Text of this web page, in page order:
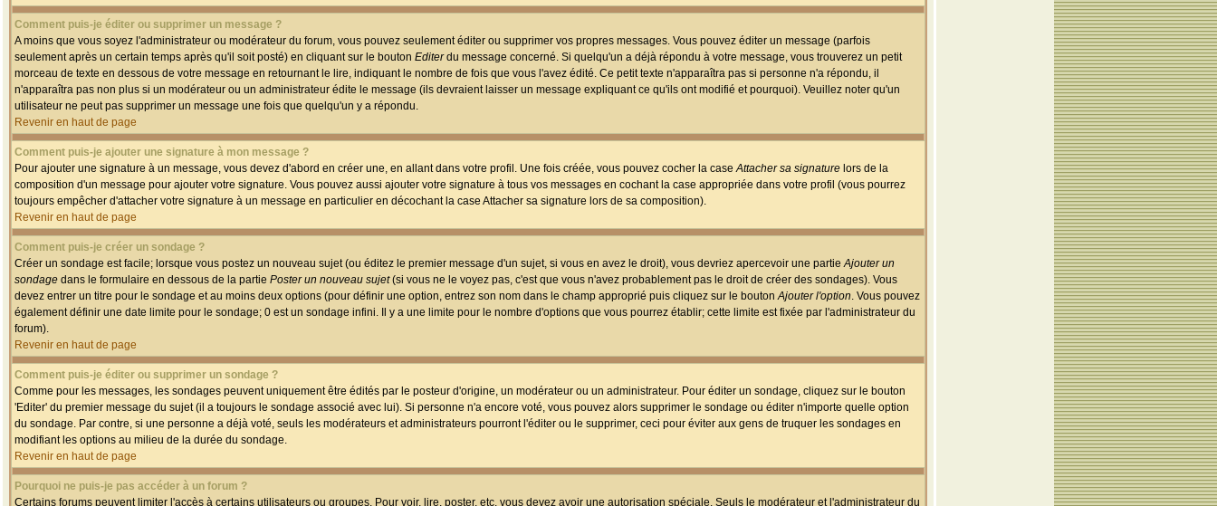
Comment puis-je éditer ou supprimer un message ?
A moins que vous soyez l'administrateur ou modérateur du forum, vous pouvez seulement éditer ou supprimer vos propres messages. Vous pouvez éditer un message (parfois
seulement après un certain temps après qu'il soit posté) en cliquant sur le bouton Editerdu message concerné. Si quelqu'un a déjà répondu à votre message, vous trouverez un petit
morceau de texte en dessous de votre message en retournant le lire, indiquant le nombre de fois que vous l'avez édité. Ce petit texte n'apparaîtra pas si personne n'a répondu, il
n'apparaîtra pas non plus si un modérateur ou un administrateur édite le message (ils devraient laisser un message expliquant ce qu'ils ont modifié et pourquoi). Veuillez noter qu'un
utilisateur ne peut pas supprimer un message une fois que quelqu'un y a répondu.
Revenir en haut de page
Comment puis-je ajouter une signature à mon message ?
Pour ajouter une signature à un message, vous devez d'abord en créer une, en allant dans votre profil. Une fois créée, vous pouvez cocher la caseAttacher sa signature lors de la
composition d'un message pour ajouter votre signature. Vous pouvez aussi ajouter votre signature à tous vos messages en cochant la case appropriée dans votre profil (vous pourrez
toujours empêcher d'attacher votre signature à un message en particulier en décochant la case Attacher sa signature lors de sa composition).
Revenir en haut de page
Comment puis-je créer un sondage ?
Créer un sondage est facile; lorsque vous postez un nouveau sujet (ou éditez le premier message d'un sujet, si vous en avez le droit), vous devriez apercevoir une partieAjouter un
sondage dans le formulaire en dessous de la partie Poster un nouveau sujet(si vous ne le voyez pas, c'est que vous n'avez probablement pas le droit de créer des sondages). Vous
devez entrer un titre pour le sondage et au moins deux options (pour définir une option, entrez son nom dans le champ approprié puis cliquez sur le boutonAjouter l'option. Vous pouvez
également définir une date limite pour le sondage; 0 est un sondage infini. Il y a une limite pour le nombre d'options que vous pourrez établir; cette limite est fixée par l'administrateur du
forum).
Revenir en haut de page
Comment puis-je éditer ou supprimer un sondage ?
Comme pour les messages, les sondages peuvent uniquement être édités par le posteur d'origine, un modérateur ou un administrateur. Pour éditer un sondage, cliquez sur le bouton
'Editer' du premier message du sujet (il a toujours le sondage associé avec lui). Si personne n'a encore voté, vous pouvez alors supprimer le sondage ou éditer n'importe quelle option
du sondage. Par contre, si une personne a déjà voté, seuls les modérateurs et administrateurs pourront l'éditer ou le supprimer, ceci pour éviter aux gens de truquer les sondages en
modifiant les options au milieu de la durée du sondage.
Revenir en haut de page
Pourquoi ne puis-je pas accéder à un forum ?
Certains forums peuvent limiter l'accès à certains utilisateurs ou groupes. Pour voir, lire, poster, etc. vous devez avoir une autorisation spéciale. Seuls le modérateur et l'administrateur du